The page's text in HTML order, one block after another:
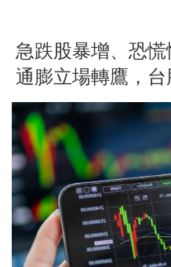
急跌股暴增、恐
通膨立場轉鷹，